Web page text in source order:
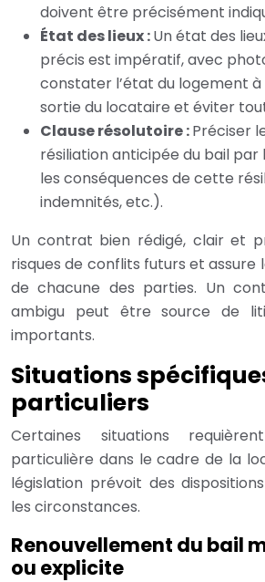
doivent être précisément
État des lieux :Un état des
précis est impératif, avec
constater l’état du logement à
sortie du locataire et éviter
Clause résolutoire :Préciser
résiliation anticipée du bail par
les conséquences de cette
indemnités, etc.).
Un contrat bien rédigé, clair et
risques de conflits futurs et assure
de chacune des parties. Un
ambigu peut être source de
importants.
Situations
particuliers
Certaines situations
particulière dans le cadre de la
législation prévoit des
les circonstances.
Renouvellement du bail
ou explicite